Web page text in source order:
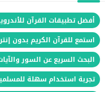
أفضل تطبيقات القرآن
استمع للقرآن الكريم بدون
البحث السريع عن السور
تجربة استخدام سهلة